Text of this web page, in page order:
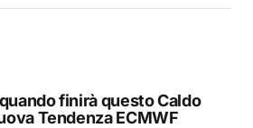
finirà questo Caldo
Tendenza ECMWF